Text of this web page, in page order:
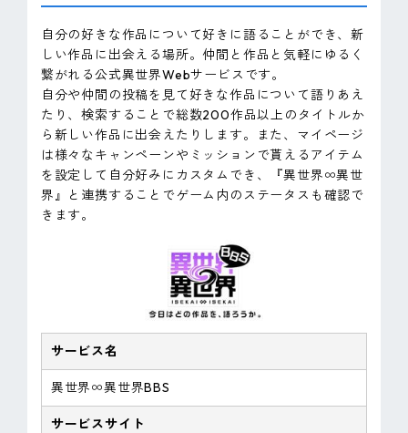
自分の好きな作品について好きに語ることができ、新
しい作品に出会える場所。仲間と作品と気軽にゆるく
繋がれる公式異世界Webサービスです。
自分や仲間の投稿を見て好きな作品について語りあえ
たり、検索することで総数200作品以上のタイトルか
ら新しい作品に出会えたりします。また、マイページ
は様々なキャンペーンやミッションで貰えるアイテム
を設定して自分好みにカスタムでき、『異世界∞異世
界』と連携することでゲーム内のステータスも確認で
きます。
サービス名
異世界∞異世界BBS
サービスサイト